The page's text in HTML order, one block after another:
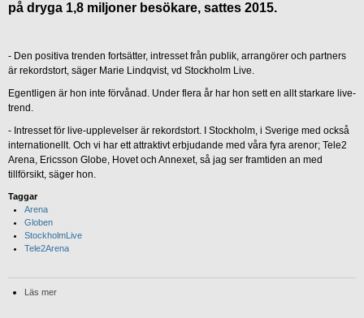
på dryga 1,8 miljoner besökare, sattes 2015.
- Den positiva trenden fortsätter, intresset från publik, arrangörer och partners
är rekordstort, säger Marie Lindqvist, vd Stockholm Live.
Egentligen är hon inte förvånad. Under flera år har hon sett en allt starkare live-
trend.
- Intresset för live-upplevelser är rekordstort. I Stockholm, i Sverige med också
internationellt. Och vi har ett attraktivt erbjudande med våra fyra arenor; Tele2
Arena, Ericsson Globe, Hovet och Annexet, så jag ser framtiden an med
tillförsikt, säger hon.
Taggar
Arena
Globen
StockholmLive
Tele2Arena
Läs mer